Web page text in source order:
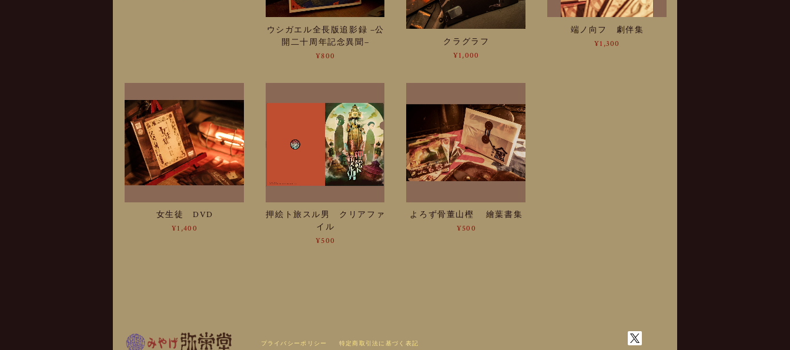
ウシガエル全長版追影録 −公
開二十周年記念異聞−
¥800
クラグラフ
¥1,000
端ノ向フ 劇伴集
¥1,300
女生徒 DVD
¥1,400
押絵ト旅スル男 クリアファ
イル
¥500
よろず骨董山樫 繪葉書集
¥500
プライバシーポリシー 特定商取引法に基づく表記